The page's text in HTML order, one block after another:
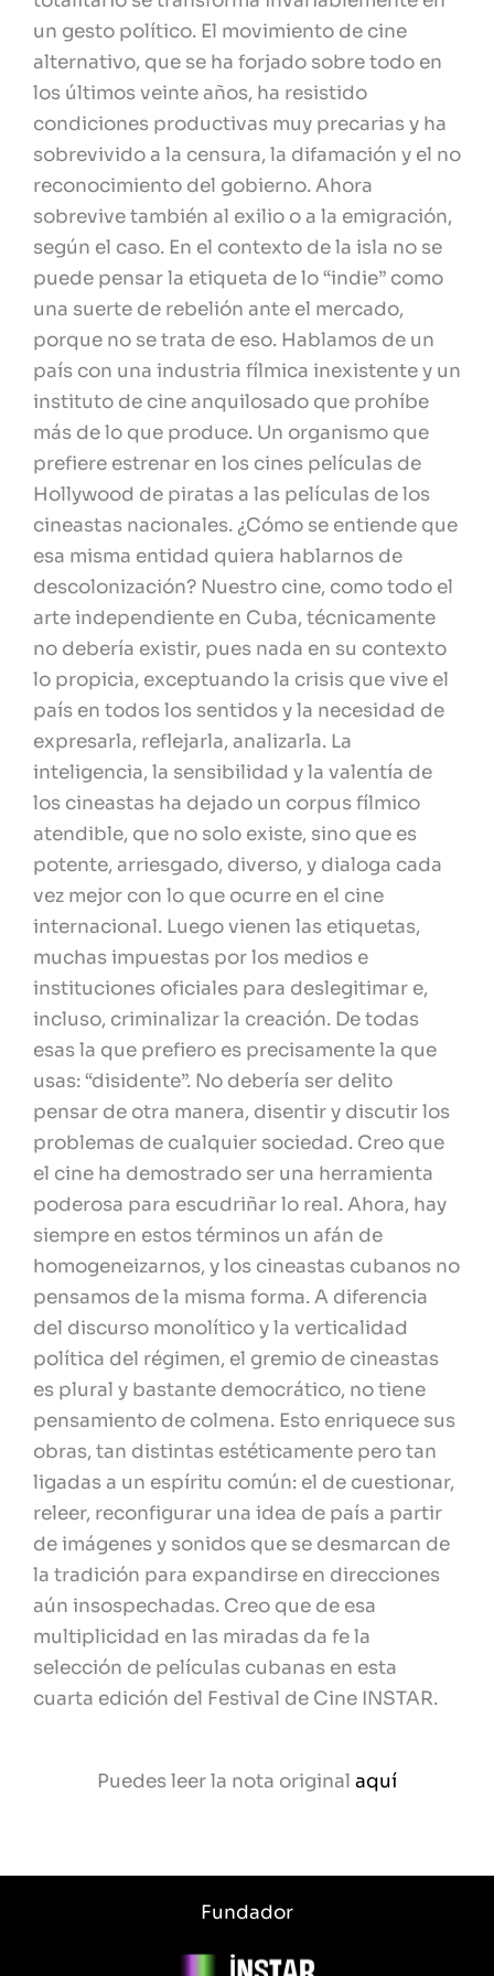
un gesto político. El movimiento de cine
alternativo, que se ha forjado sobre todo en
los últimos veinte años, ha resistido
condiciones productivas muy precarias y ha
sobrevivido a la censura, la difamación y el no
reconocimiento del gobierno. Ahora
sobrevive también al exilio o a la emigración,
según el caso. En el contexto de la isla no se
puede pensar la etiqueta de lo “indie” como
una suerte de rebelión ante el mercado,
porque no se trata de eso. Hablamos de un
país con una industria fílmica inexistente y un
instituto de cine anquilosado que prohíbe
más de lo que produce. Un organismo que
prefiere estrenar en los cines películas de
Hollywood de piratas a las películas de los
cineastas nacionales. ¿Cómo se entiende que
esa misma entidad quiera hablarnos de
descolonización? Nuestro cine, como todo el
arte independiente en Cuba, técnicamente
no debería existir, pues nada en su contexto
lo propicia, exceptuando la crisis que vive el
país en todos los sentidos y la necesidad de
expresarla, reflejarla, analizarla. La
inteligencia, la sensibilidad y la valentía de
los cineastas ha dejado un corpus fílmico
atendible, que no solo existe, sino que es
potente, arriesgado, diverso, y dialoga cada
vez mejor con lo que ocurre en el cine
internacional. Luego vienen las etiquetas,
muchas impuestas por los medios e
instituciones oficiales para deslegitimar e,
incluso, criminalizar la creación. De todas
esas la que prefiero es precisamente la que
usas: “disidente”. No debería ser delito
pensar de otra manera, disentir y discutir los
problemas de cualquier sociedad. Creo que
el cine ha demostrado ser una herramienta
poderosa para escudriñar lo real. Ahora, hay
siempre en estos términos un afán de
homogeneizarnos, y los cineastas cubanos no
pensamos de la misma forma. A diferencia
del discurso monolítico y la verticalidad
política del régimen, el gremio de cineastas
es plural y bastante democrático, no tiene
pensamiento de colmena. Esto enriquece sus
obras, tan distintas estéticamente pero tan
ligadas a un espíritu común: el de cuestionar,
releer, reconfigurar una idea de país a partir
de imágenes y sonidos que se desmarcan de
la tradición para expandirse en direcciones
aún insospechadas. Creo que de esa
multiplicidad en las miradas da fe la
selección de películas cubanas en esta
cuarta edición del Festival de Cine INSTAR.
Puedes leer la nota original aquí
Fundador